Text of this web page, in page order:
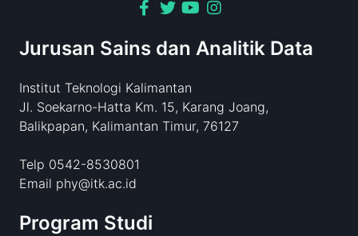
Jurusan Sains dan Analitik Data
Institut Teknologi Kalimantan
Jl. Soekarno-Hatta Km. 15, Karang Joang,
Balikpapan, Kalimantan Timur, 76127
Telp 0542-8530801
Email phy@itk.ac.id
Program Studi